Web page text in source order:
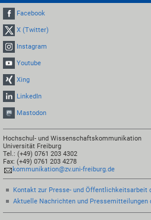
Facebook
X (Twitter)
Instagram
Youtube
Xing
LinkedIn
Mastodon
Hochschul- und Wissenschaftskommunikation
Universität Freiburg
Tel.: (+49) 0761 203 4302
Fax: (+49) 0761 203 4278
kommunikation@zv.uni-freiburg.de
Kontakt zur Presse- und Öffentlichkeitsarbeit
Aktuelle Nachrichten und